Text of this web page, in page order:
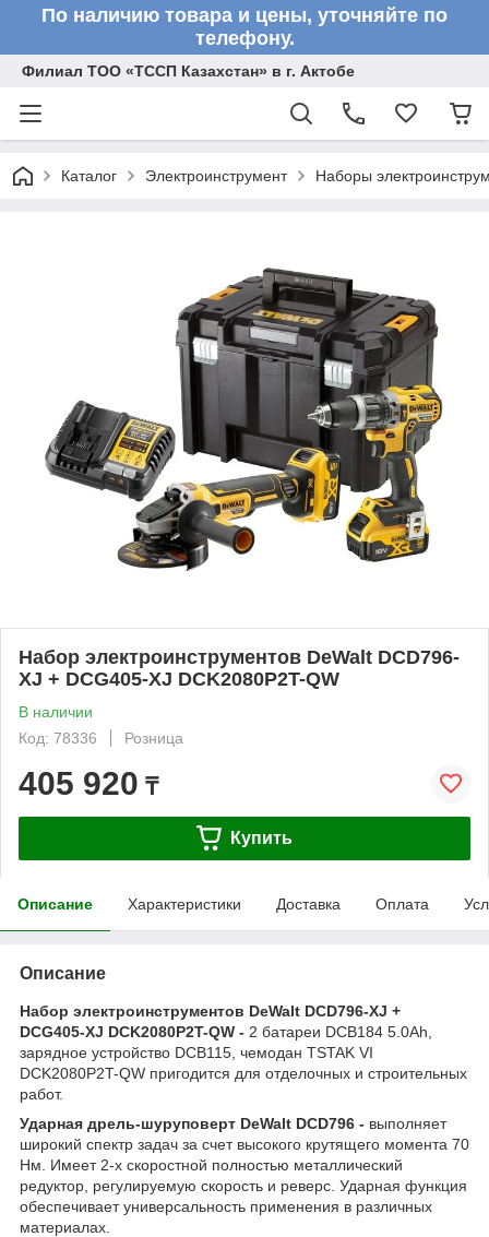
По наличию товара и цены, уточняйте по
телефону.
Филиал ТОО «ТССП Казахстан» в г. Актобе
Каталог Электроинструмент Наборы
Набор электроинструментов DeWalt DCD796-
XJ + DCG405-XJ DCK2080P2T-QW
В наличии
Код: 78336
Розница
405 920 ₸
Купить
Описание Характеристики Доставка Оплата
Описание
Набор электроинструментов DeWalt DCD796-XJ +
DCG405-XJ DCK2080P2T-QW - 2 батареи DCB184 5.0Ah,
зарядное устройство DCB115, чемодан TSTAK VI
DCK2080P2T-QW пригодится для отделочных и строительных
работ.
Ударная дрель-шуруповерт DeWalt DCD796 - выполняет
широкий спектр задач за счет высокого крутящего момента 70
Нм. Имеет 2-х скоростной полностью металлический
редуктор, регулируемую скорость и реверс. Ударная функция
обеспечивает универсальность применения в различных
материалах.